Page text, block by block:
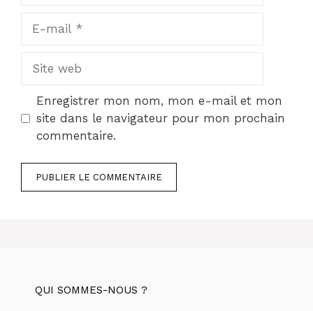
Site
Enregistrer mon nom, mon e-mail et mon
site dans le navigateur pour mon prochain
commentaire.
QUI SOMMES-NOUS ?